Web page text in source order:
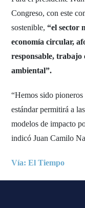
Congreso, con este
sostenible, “el sector
economía circular,
responsable, trabajo
ambiental”.
“Hemos sido
estándar permitirá a
modelos de impacto
indicó Juan Camilo
Vía: El Tiempo